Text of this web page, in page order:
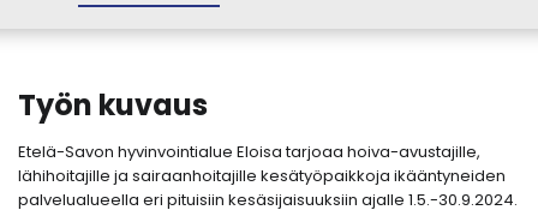
Työn kuvaus
Etelä-Savon hyvinvointialue Eloisa tarjoaa hoiva-avustajille,
lähihoitajille ja sairaanhoitajille kesätyöpaikkoja ikääntyneiden
palvelualueella eri pituisiin kesäsijaisuuksiin ajalle 1.5.-30.9.2024.